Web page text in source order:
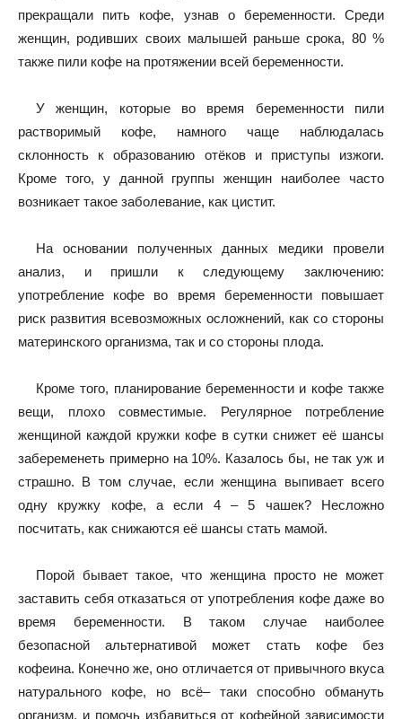
прекращали пить кофе, узнав о беременности. Среди
женщин, родивших своих малышей раньше срока, 80 %
также пили кофе на протяжении всей беременности.
У женщин, которые во время беременности пили
растворимый кофе, намного чаще наблюдалась
склонность к образованию отёков и приступы изжоги.
Кроме того, у данной группы женщин наиболее часто
возникает такое заболевание, как цистит.
На основании полученных данных медики провели
анализ, и пришли к следующему заключению:
употребление кофе во время беременности повышает
риск развития всевозможных осложнений, как со стороны
материнского организма, так и со стороны плода.
Кроме того, планирование беременности и кофе также
вещи, плохо совместимые. Регулярное потребление
женщиной каждой кружки кофе в сутки снижет её шансы
забеременеть примерно на 10%. Казалось бы, не так уж и
страшно. В том случае, если женщина выпивает всего
одну кружку кофе, а если 4 – 5 чашек? Несложно
посчитать, как снижаются её шансы стать мамой.
Порой бывает такое, что женщина просто не может
заставить себя отказаться от употребления кофе даже во
время беременности. В таком случае наиболее
безопасной альтернативой может стать кофе без
кофеина. Конечно же, оно отличается от привычного вкуса
натурального кофе, но всё– таки способно обмануть
организм, и помочь избавиться от кофейной зависимости